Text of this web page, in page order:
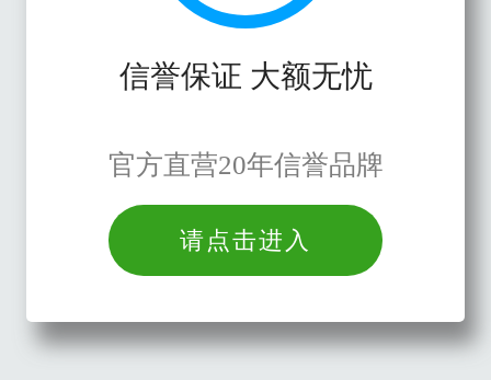
信誉保证 大额无忧
官方直营20年信誉品牌
请点击进入